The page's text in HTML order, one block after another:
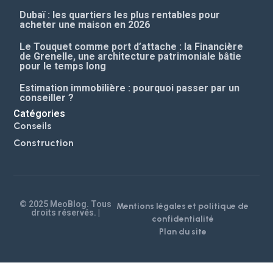
Dubaï : les quartiers les plus rentables pour
acheter une maison en 2026
Le Touquet comme port d’attache : la Financière
de Grenelle, une architecture patrimoniale bâtie
pour le temps long
Estimation immobilière : pourquoi passer par un
conseiller ?
Catégories
Conseils
Construction
© 2025 MeoBlog. Tous
droits réservés. |
Mentions légales et politique de
confidentialité
Plan du site